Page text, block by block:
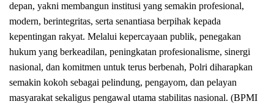
depan, yakni membangun institusi yang semakin profesional,
modern, berintegritas, serta senantiasa berpihak kepada
kepentingan rakyat. Melalui kepercayaan publik, penegakan
hukum yang berkeadilan, peningkatan profesionalisme, sinergi
nasional, dan komitmen untuk terus berbenah, Polri diharapkan
semakin kokoh sebagai pelindung, pengayom, dan pelayan
masyarakat sekaligus pengawal utama stabilitas nasional. (BPMI